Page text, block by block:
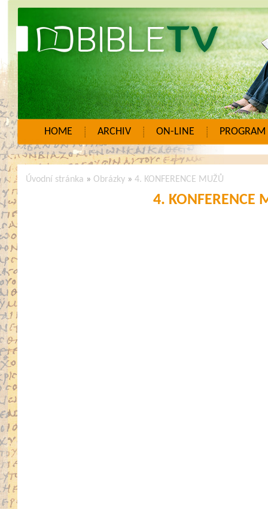
HOME ARCHIV ON-LINE PROGRAM
Úvodní stránka » Obrázky »4. KONFERENCE MUŽŮ
4. KONFERENCE